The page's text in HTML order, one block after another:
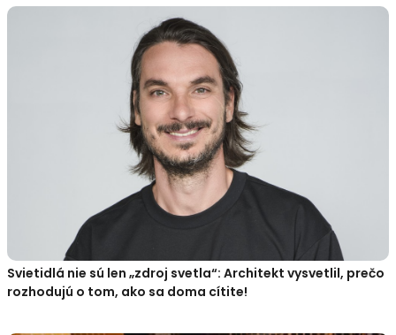
Svietidlá nie sú len „zdroj svetla“: Architekt vysvetlil, prečo
rozhodujú o tom, ako sa doma cítite!